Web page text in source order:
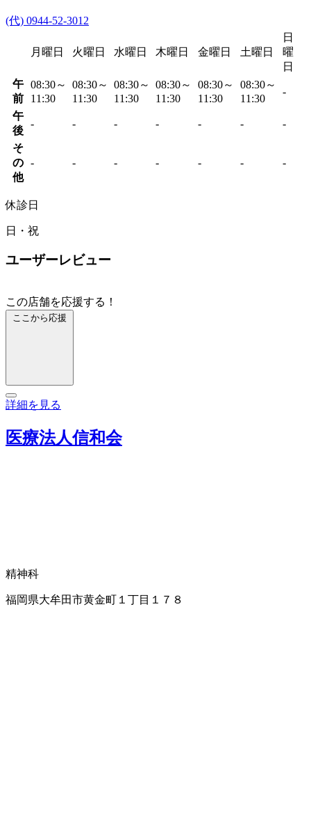
(代) 0944-52-3012
月曜日 火曜日 水曜日 木曜日 金曜日 土曜日
日
曜
日
午
前
08:30～
11:30
08:30～
11:30
08:30～
11:30
08:30～
11:30
08:30～
11:30
08:30～
11:30
-
午
後
- - - - - - -
そ
の
他
- - - - - - -
休診日
日・祝
ユーザーレビュー
この店舗を応援する！
ここから応援
詳細を見る
医療法人信和会
精神科
福岡県大牟田市黄金町１丁目１７８